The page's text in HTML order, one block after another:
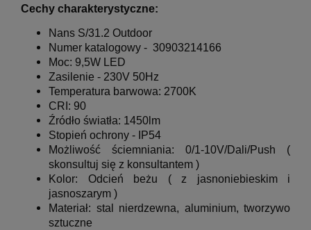
Cechy charakterystyczne:
Nans S/31.2 Outdoor
Numer katalogowy - 30903214166
Moc: 9,5W LED
Zasilenie - 230V 50Hz
Temperatura barwowa: 2700K
CRI: 90
Źródło światła: 1450lm
Stopień ochrony - IP54
Możliwość ściemniania: 0/1-10V/Dali/Push (
skonsultuj się z konsultantem )
Kolor: Odcień beżu ( z jasnoniebieskim i
jasnoszarym )
Materiał: stal nierdzewna, aluminium, tworzywo
sztuczne